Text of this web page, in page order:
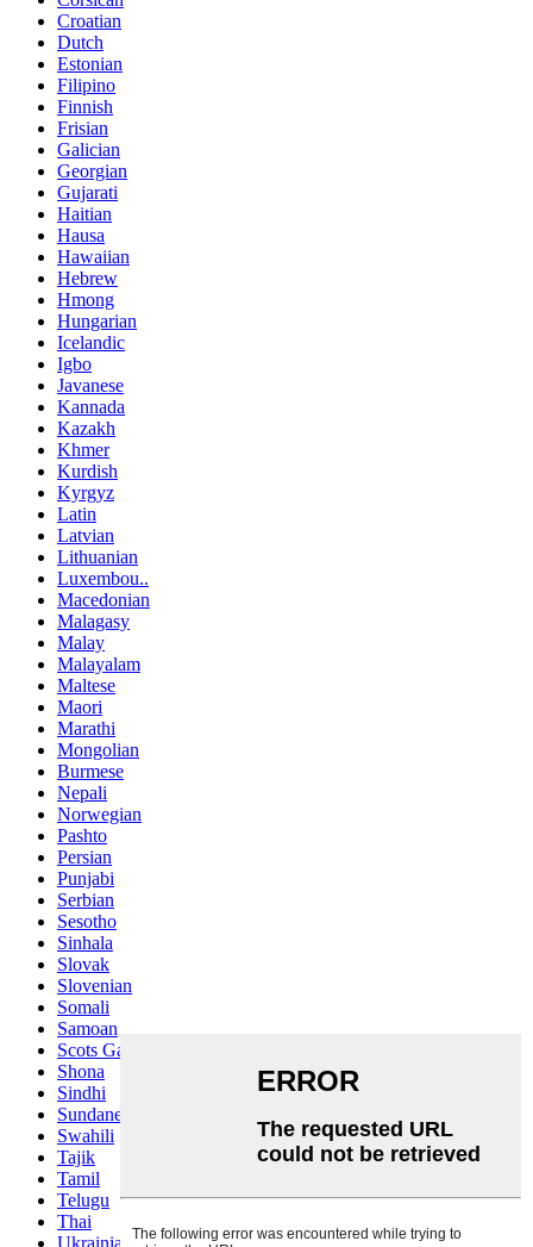
Croatian
Dutch
Estonian
Filipino
Finnish
Frisian
Galician
Georgian
Gujarati
Haitian
Hausa
Hawaiian
Hebrew
Hmong
Hungarian
Icelandic
Igbo
Javanese
Kannada
Kazakh
Khmer
Kurdish
Kyrgyz
Latin
Latvian
Lithuanian
Luxembou..
Macedonian
Malagasy
Malay
Malayalam
Maltese
Maori
Marathi
Mongolian
Burmese
Nepali
Norwegian
Pashto
Persian
Punjabi
Serbian
Sesotho
Sinhala
Slovak
Slovenian
Somali
Samoan
Scots Gaelic
Shona
Sindhi
Sundanese
Swahili
Tajik
Tamil
Telugu
Thai
Ukrainian